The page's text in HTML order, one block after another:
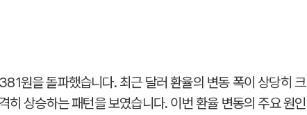
원을 돌파했습니다. 최근 달러 환율의 변동 폭이 상당히 크
히 상승하는 패턴을 보였습니다. 이번 환율 변동의 주요 원인